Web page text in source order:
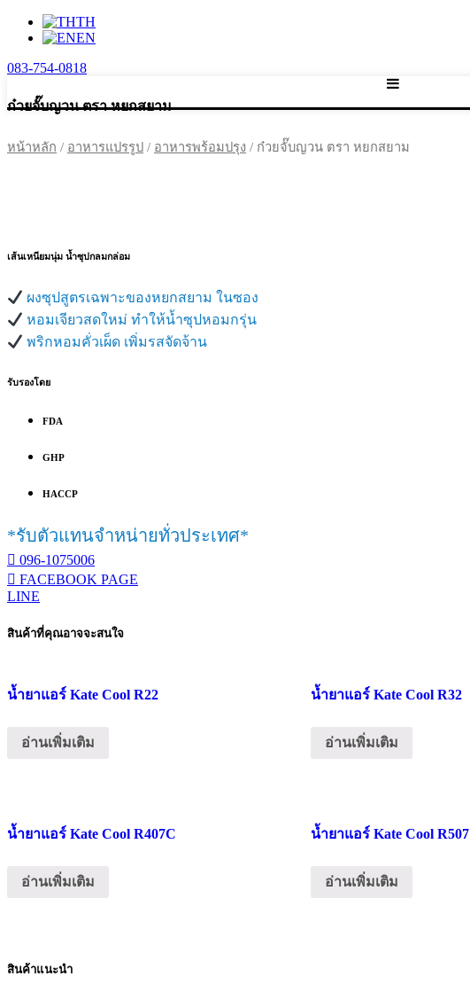
TH
EN
083-754-0818
ก๋วยจั๊บญวน ตรา หยกสยาม
หน้าหลัก / อาหารแปรรูป / อาหารพร้อมปรุง / ก๋วยจั๊บญวน ตรา หยกสยาม
เส้นเหนียมนุ่ม น้ำซุปกลมกล่อม
ผงซุปสูตรเฉพาะของหยกสยาม ในซอง
หอมเจียวสดใหม่ ทำให้น้ำซุปหอมกรุ่น
พริกหอมคั่วเผ็ด เพิ่มรสจัดจ้าน
รับรองโดย
FDA
GHP
HACCP
*รับตัวแทนจำหน่ายทั่วประเทศ*
096-1075006
FACEBOOK PAGE
LINE
สินค้าที่คุณอาจจะสนใจ
น้ำยาแอร์ Kate Cool R22
อ่านเพิ่มเติม
น้ำยาแอร์ Kate Cool R32
อ่านเพิ่มเติม
น้ำยาแอร์ Kate Cool R407C
อ่านเพิ่มเติม
น้ำยาแอร์ Kate Cool R507
อ่านเพิ่มเติม
สินค้าแนะนำ